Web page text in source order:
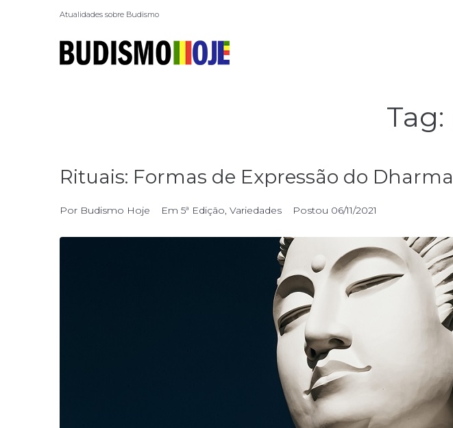
Atualidades sobre Budismo
Tag:
Rituais: Formas de Expressão do Dharma
Por Budismo Hoje Em 5ª Edição, Variedades Postou 06/11/2021